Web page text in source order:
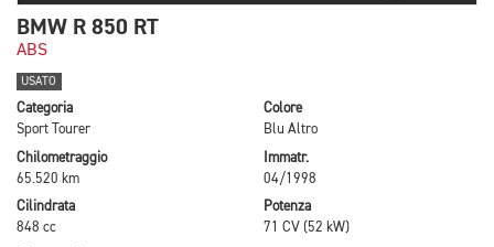
BMW R 850 RT
ABS
USATO
Categoria
Sport Tourer
Colore
Blu Altro
Chilometraggio
65.520 km
Immatr.
04/1998
Cilindrata
848 cc
Potenza
71 CV (52 kW)